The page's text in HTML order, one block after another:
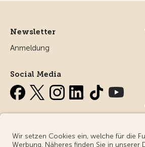
Newsletter
Anmeldung
Social Media